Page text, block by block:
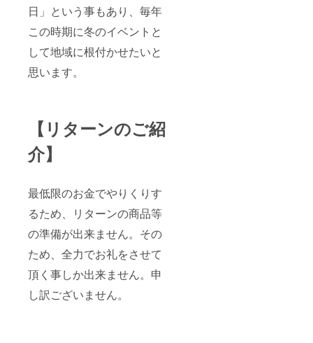
日」という事もあり、毎年
この時期に冬のイベントと
して地域に根付かせたいと
思います。
【リターンのご紹
介】
最低限のお金でやりくりす
るため、リターンの商品等
の準備が出来ません。その
ため、全力でお礼をさせて
頂く事しか出来ません。申
し訳ございません。